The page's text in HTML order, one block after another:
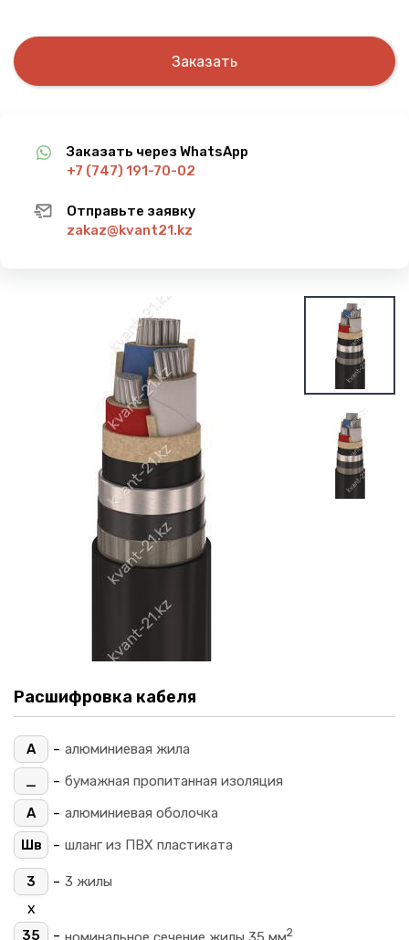
Заказать
Заказать через WhatsApp
+7 (747) 191-70-02
Отправьте заявку
zakaz@kvant21.kz
Расшифровка кабеля
А - алюминиевая жила
_
- бумажная пропитанная изоляция
А
- алюминиевая оболочка
Шв
- шланг из ПВХ пластиката
3 - 3 жилы
х
35 - 2